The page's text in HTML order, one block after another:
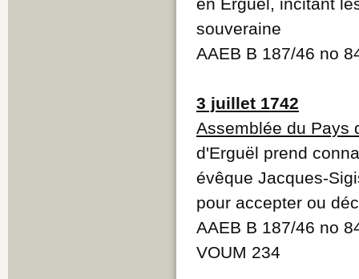
souveraine
AAEB B 187/46 no
3 juillet 1742
Assemblée du Pays
d'Erguël prend
évêque Jacques-
pour accepter ou
AAEB B 187/46 no
VOUM 234